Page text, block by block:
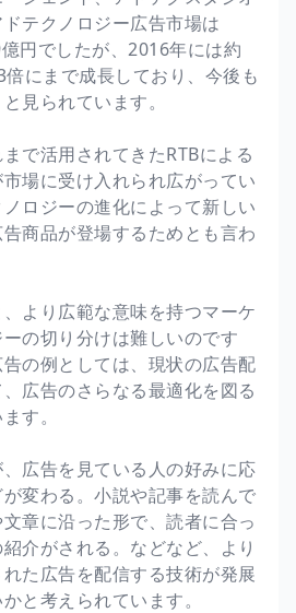
テクノロジー広告市場は
円でしたが、2016年には約
にまで成長しており、今後も
見られています。
で活用されてきたRTBによる
場に受け入れられ広がってい
ロジーの進化によって新しい
商品が登場するためとも言わ
より広範な意味を持つマーケ
の切り分けは難しいのです
の例としては、現状の広告配
広告のさらなる最適化を図る
す。
広告を見ている人の好みに応
変わる。小説や記事を読んで
章に沿った形で、読者に合っ
介がされる。などなど、より
た広告を配信する技術が発展
と考えられています。